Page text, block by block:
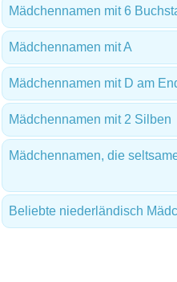
Mädchennamen mit 6
Mädchennamen mit A
Mädchennamen mit D am
Mädchennamen mit 2 Silben
Mädchennamen, die
Beliebte niederländisch